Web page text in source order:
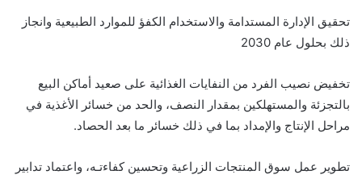
تحقيق الإدارة المستدامة والاستخدام الكفؤ للموارد الطبيعية وانجاز
ذلك بحلول عام 2030
تخفيض نصيب الفرد من النفايات الغذائية على صعيد أماكن البيع
بالتجزئة والمستهلكين بمقدار النصف، والحد من خسائر الأغذية في
مراحل الإنتاج والإمداد بما في ذلك خسائر ما بعد الحصاد.
تطوير عمل سوق المنتجات الزراعية وتحسين كفاءتـه، واعتماد تدابير